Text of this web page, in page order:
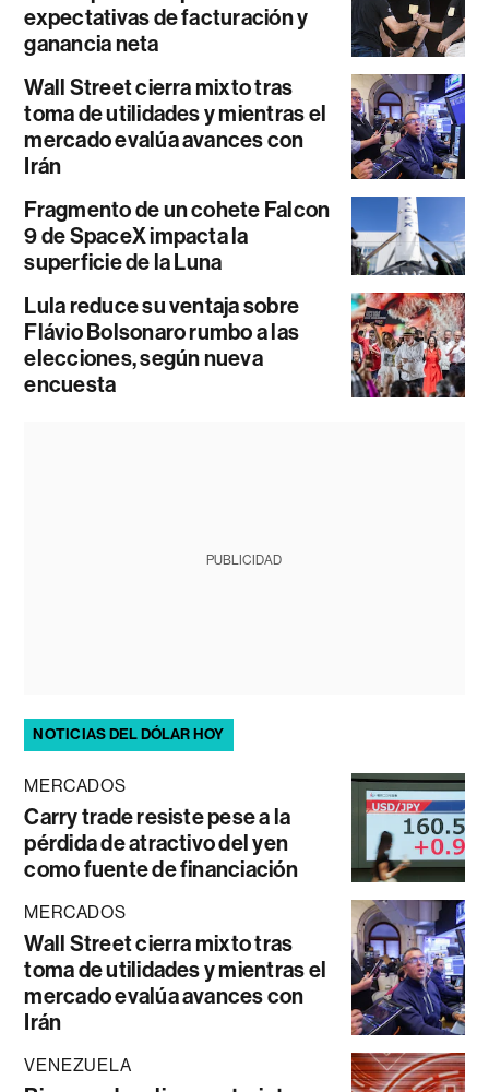
expectativas de facturación y
ganancia neta
Wall Street cierra mixto tras
toma de utilidades y mientras el
mercado evalúa avances con
Irán
Fragmento de un cohete Falcon
9 de SpaceX impacta la
superficie de la Luna
Lula reduce su ventaja sobre
Flávio Bolsonaro rumbo a las
elecciones, según nueva
encuesta
PUBLICIDAD
NOTICIAS DEL DÓLAR HOY
MERCADOS
Carry trade resiste pese a la
pérdida de atractivo del yen
como fuente de financiación
MERCADOS
Wall Street cierra mixto tras
toma de utilidades y mientras el
mercado evalúa avances con
Irán
VENEZUELA